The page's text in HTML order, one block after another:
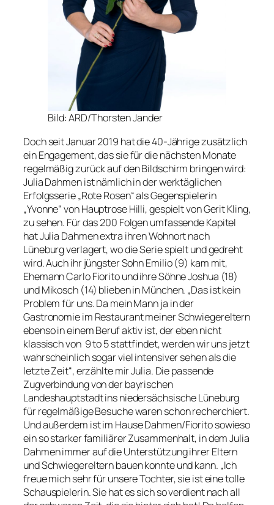
Bild: ARD/Thorsten Jander
Doch seit Januar 2019 hat die 40-Jährige zusätzlich
ein Engagement, das sie für die nächsten Monate
regelmäßig zurück auf den Bildschirm bringen wird:
Julia Dahmen ist nämlich in der werktäglichen
Erfolgsserie „Rote Rosen“ als Gegenspielerin
„Yvonne“ von Hauptrose Hilli, gespielt von Gerit Kling,
zu sehen. Für das 200 Folgen umfassende Kapitel
hat Julia Dahmen extra ihren Wohnort nach
Lüneburg verlagert, wo die Serie spielt und gedreht
wird. Auch ihr jüngster Sohn Emilio (9) kam mit,
Ehemann Carlo Fiorito und ihre Söhne Joshua (18)
und Mikosch (14) blieben in München. „Das ist kein
Problem für uns. Da mein Mann ja in der
Gastronomie im Restaurant meiner Schwiegereltern
ebenso in einem Beruf aktiv ist, der eben nicht
klassisch von 9 to 5 stattfindet, werden wir uns jetzt
wahrscheinlich sogar viel intensiver sehen als die
letzte Zeit“, erzählte mir Julia. Die passende
Zugverbindung von der bayrischen
Landeshauptstadt ins niedersächsische Lüneburg
für regelmäßige Besuche waren schon recherchiert.
Und außerdem ist im Hause Dahmen/Fiorito sowieso
ein so starker familiärer Zusammenhalt, in dem Julia
Dahmen immer auf die Unterstützung ihrer Eltern
und Schwiegereltern bauen konnte und kann. „Ich
freue mich sehr für unsere Tochter, sie ist eine tolle
Schauspielerin. Sie hat es sich so verdient nach all